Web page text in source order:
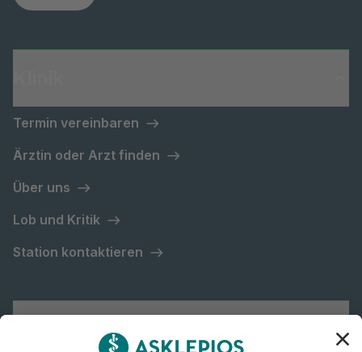
Termin vereinbaren
Ärztin oder Arzt finden
Über uns
Lob und Kritik
Station kontaktieren
Asklepios Gruppe